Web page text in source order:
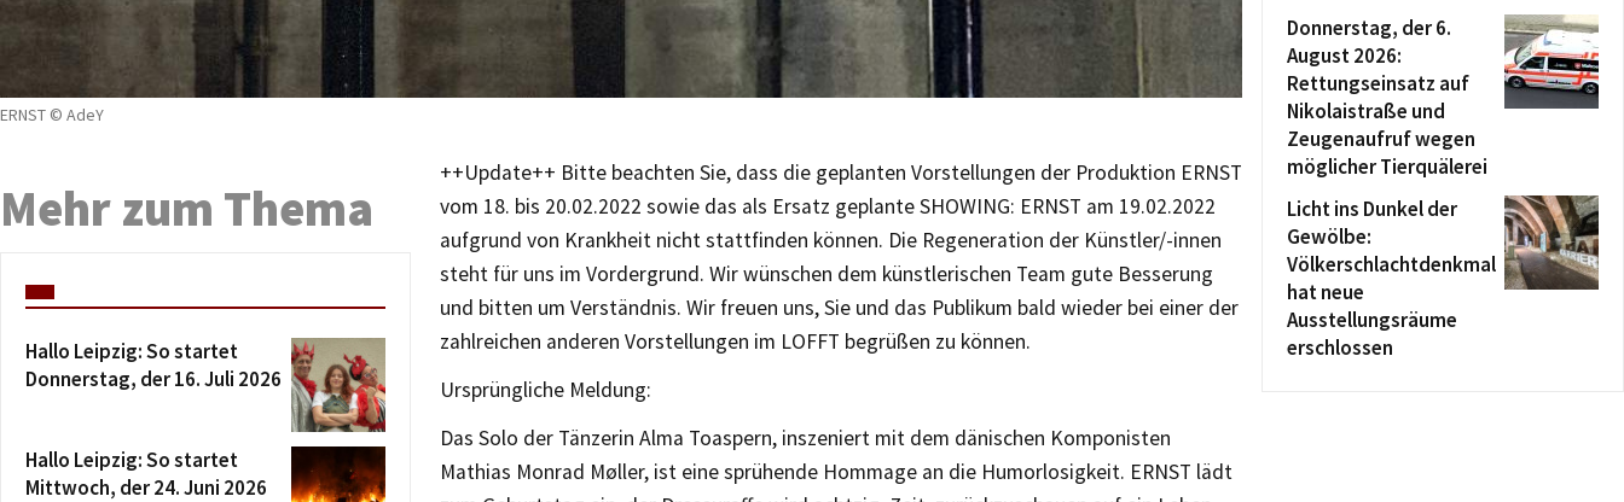
ERNST © AdeY
++Update++ Bitte beachten Sie, dass die geplanten Vorstellungen der Produktion ERNST
vom 18. bis 20.02.2022 sowie das als Ersatz geplante SHOWING: ERNST am 19.02.2022
aufgrund von Krankheit nicht stattfinden können. Die Regeneration der Künstler/-innen
steht für uns im Vordergrund. Wir wünschen dem künstlerischen Team gute Besserung
und bitten um Verständnis. Wir freuen uns, Sie und das Publikum bald wieder bei einer der
zahlreichen anderen Vorstellungen im LOFFT begrüßen zu können.
Ursprüngliche Meldung:
Das Solo der Tänzerin Alma Toaspern, inszeniert mit dem dänischen Komponisten
Mathias Monrad Møller, ist eine sprühende Hommage an die Humorlosigkeit. ERNST lädt
Mehr zum Thema
Hallo Leipzig: So startet
Donnerstag, der 16. Juli 2026
Hallo Leipzig: So startet
Mittwoch, der 24. Juni 2026
Donnerstag, der 6.
August 2026:
Rettungseinsatz auf
Nikolaistraße und
Zeugenaufruf wegen
möglicher Tierquälerei
Licht ins Dunkel der
Gewölbe:
Völkerschlachtdenkmal
hat neue
Ausstellungsräume
erschlossen